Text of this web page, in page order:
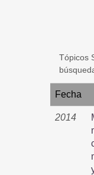
Tópicos
Fecha
2014